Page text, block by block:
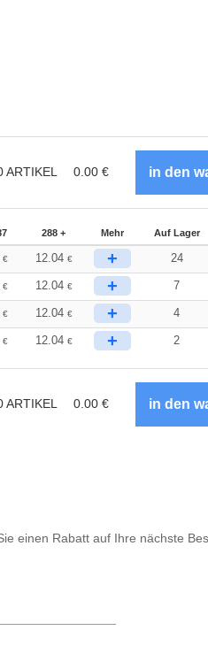
ARTIKEL 0.00 €
288 + Mehr Auf Lager
€ 12.04 € + 24
€ 12.04 € + 7
€ 12.04 € + 4
€ 12.04 € + 2
ARTIKEL 0.00 €
einen Rabatt auf Ihre nächste